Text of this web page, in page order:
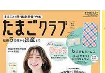
「言い間違い」、直す？
が気をつけること【言語
違い」は、思わずくすっとし
のです。このかわいい言い間
るのでしょう？ またいつご
のがいいのでしょうか？ 言
ばの相談室ことり」代表を務